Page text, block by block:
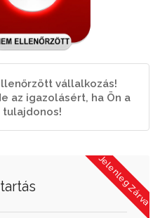
vállalkozás!
az igazolásért, ha Ön a
tulajdonos!
Jelenleg Zárva